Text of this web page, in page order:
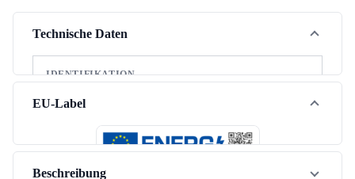
Technische Daten
IDENTIFIKATION
Marke
Sport BluResponse
Jahreszeit Sommer
EU-Label
Beschreibung